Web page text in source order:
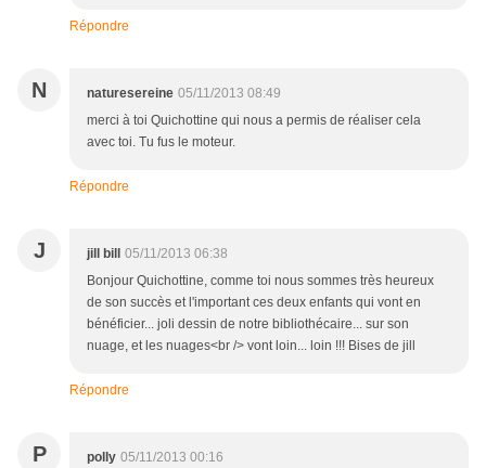
Répondre
N naturesereine 05/11/2013 08:49
merci à toi Quichottine qui nous a permis de réaliser cela
avec toi. Tu fus le moteur.
Répondre
J jill bill
05/11/2013 06:38
Bonjour Quichottine, comme toi nous sommes très heureux
de son succès et l'important ces deux enfants qui vont en
bénéficier... joli dessin de notre bibliothécaire... sur son
nuage, et les nuages<br /> vont loin... loin !!! Bises de jill
Répondre
P polly 05/11/2013 00:16